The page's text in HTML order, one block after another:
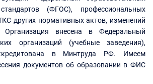
стандартов (ФГОС), профессиональных
других нормативных актов, изменений
Организация внесена в Федеральный
организаций (учебные заведения),
в Минтруда РФ. Имеем
документов об образовании в ФИС